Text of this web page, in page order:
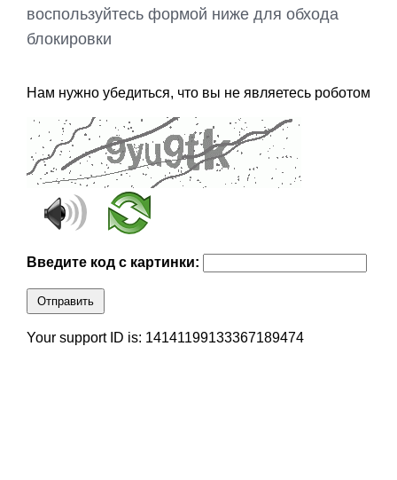
воспользуйтесь формой ниже для обхода
блокировки
Нам нужно убедиться, что вы не являетесь роботом
Введите код с картинки:
Отправить
Your support ID is: 14141199133367189474